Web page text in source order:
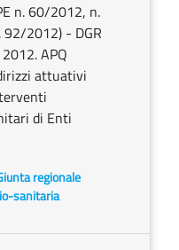
n. 60/2012, n.
2012) - DGR
APQ
attuativi
di Enti
regionale
sanitaria